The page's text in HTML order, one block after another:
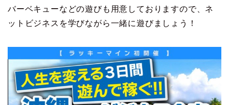
バーベキューなどの遊びも用意しておりますので、ネ
ットビジネスを学びながら一緒に遊びましょう！